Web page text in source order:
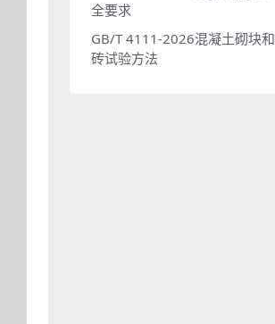
全要求
GB/T 4111-2026混凝土砌块和
砖试验方法